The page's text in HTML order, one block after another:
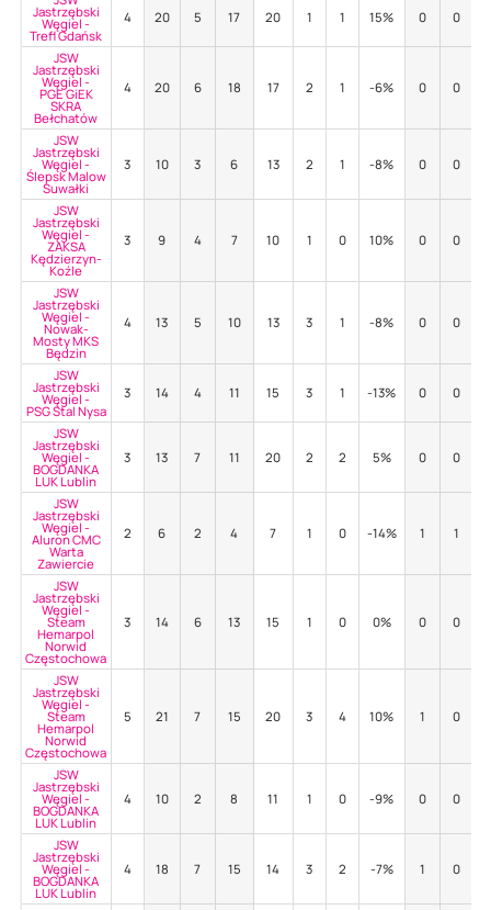
Jastrzębski
Węgiel -
Trefl Gdańsk
4 20 5 17 20 1 1 15% 0 0
JSW
Jastrzębski
Węgiel -
PGE GiEK
SKRA
Bełchatów
4 20 6 18 17 2 1 -6% 0 0
JSW
Jastrzębski
Węgiel -
Ślepsk Malow
Suwałki
3 10 3 6 13 2 1 -8% 0 0
JSW
Jastrzębski
Węgiel -
ZAKSA
Kędzierzyn-
Koźle
3 9 4 7 10 1 0 10% 0 0
JSW
Jastrzębski
Węgiel -
Nowak-
Mosty MKS
Będzin
4 13 5 10 13 3 1 -8% 0 0
JSW
Jastrzębski
Węgiel -
PSG Stal Nysa
3 14 4 11 15 3 1 -13% 0 0
JSW
Jastrzębski
Węgiel -
BOGDANKA
LUK Lublin
3 13 7 11 20 2 2 5% 0 0
JSW
Jastrzębski
Węgiel -
Aluron CMC
Warta
Zawiercie
2 6 2 4 7 1 0 -14% 1 1
JSW
Jastrzębski
Węgiel -
Steam
Hemarpol
Norwid
Częstochowa
3 14 6 13 15 1 0 0% 0 0
JSW
Jastrzębski
Węgiel -
Steam
Hemarpol
Norwid
Częstochowa
5 21 7 15 20 3 4 10% 1 0
JSW
Jastrzębski
Węgiel -
BOGDANKA
LUK Lublin
4 10 2 8 11 1 0 -9% 0 0
JSW
Jastrzębski
Węgiel -
BOGDANKA
LUK Lublin
4 18 7 15 14 3 2 -7% 1 0